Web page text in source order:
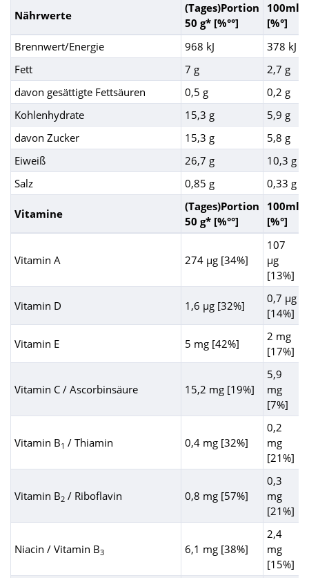
Nährwerte
(Tages)Portion
50 g* [%°°]
100ml
[%°]
Brennwert/Energie
968 kJ
378 kJ
Fett
7 g
2,7 g
davon gesättigte Fettsäuren
0,5 g
0,2 g
Kohlenhydrate
15,3 g
5,9 g
davon Zucker
15,3 g
5,8 g
Eiweiß
26,7 g
10,3 g
Salz
0,85 g 0,33 g
Vitamine
(Tages)Portion
50 g* [%°°]
100ml
[%°]
Vitamin A 274 µg [34%]
107
µg
[13%]
Vitamin D 1,6 µg [32%]
0,7 µg
[14%]
Vitamin E 5 mg [42%]
2 mg
[17%]
Vitamin C / Ascorbinsäure 15,2 mg [19%]
5,9
mg
[7%]
Vitamin B1 / Thiamin 0,4 mg [32%]
0,2
mg
[21%]
Vitamin B2 / Riboflavin 0,8 mg [57%]
0,3
mg
[21%]
Niacin / Vitamin B3 6,1 mg [38%]
2,4
mg
[15%]